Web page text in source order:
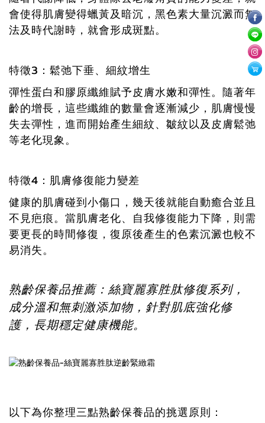
會使得肌膚變得蠟黃及暗沉，黑色素大量沉澱而無
法及時代謝時，就會形成斑點。
特徵3：鬆弛下垂、細紋增生
彈性蛋白和膠原纖維賦予皮膚水嫩和彈性。隨著年
齡的增長，這些纖維的數量會逐漸減少，肌膚慢慢
失去彈性，進而開始產生細紋、皺紋以及皮膚鬆弛
等老化現象。
特徵4：肌膚修復能力變差
健康的肌膚碰到小傷口，幾天後就能自動癒合並且
不見疤痕。當肌膚老化、自我修復能力下降，則需
要更長的時間修復，復原後產生的色素沉澱也較不
易消失。
熟齡保養品推薦：絲寶麗寡胜肽修復系列，
成分溫和無刺激添加物，針對肌底強化修
護，長期穩定健康機能。
以下為你整理三點熟齡保養品的挑選原則：